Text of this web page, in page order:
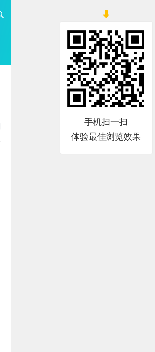
手机扫一扫
体验最佳浏览效果